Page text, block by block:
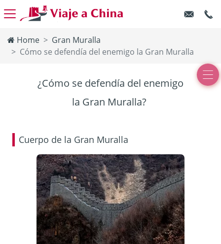
Home
Gran Muralla
Cómo se defendía del enemigo la Gran Muralla
¿Cómo se defendía del enemigo
la Gran Muralla?
Cuerpo de la Gran Muralla